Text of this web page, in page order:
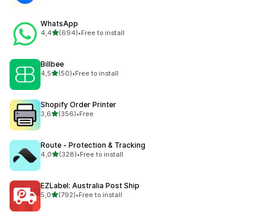
WhatsApp
4,4na 5 gwiazdek
(694)
Łączna liczba recenzji: 694
•Free to install
Billbee
4,5na 5 gwiazdek
(50)
Łączna liczba recenzji: 50
•Free to install
Shopify Order Printer
3,6na 5 gwiazdek
(356)
Łączna liczba recenzji: 356
•Free
Route ‑ Protection & Tracking
4,0na 5 gwiazdek
(328)
Łączna liczba recenzji: 328
•Free to install
EZLabel: Australia Post Ship
5,0na 5 gwiazdek
(792)
Łączna liczba recenzji: 792
•Free to install